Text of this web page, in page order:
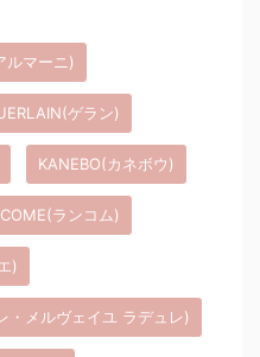
ルマーニ)
ゲラン)
KANEBO(カネボウ)
ランコム)
)
メルヴェイユ ラデュレ)